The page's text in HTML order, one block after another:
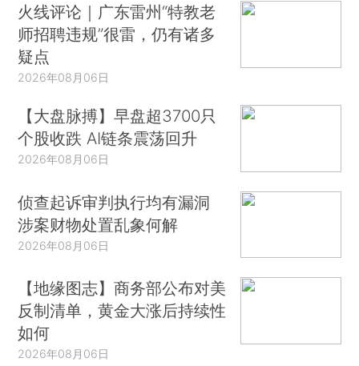
火线评论｜广东雷州“特教老
师招聘违规”很雷，仍有诸多
疑点
2026年08月06日
【大盘脉搏】早盘超3700只
个股收跌 AI链条震荡回升
2026年08月06日
侦查起诉审判执行均有漏洞
涉案财物处置乱象何解
2026年08月06日
【地缘图志】商务部公布对美
反制清单，黄金大涨后持续性
如何
2026年08月06日